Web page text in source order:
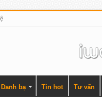
Danh bạ Tin hot Tư vấn